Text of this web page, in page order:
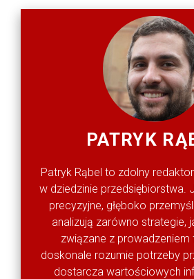
PATRYK
Patryk Rąbel to zdolny
w dziedzinie przedsiębiorstwa.
precyzyjne, głęboko
analizują zarówno strategie,
związane z prowadzeniem
doskonale rozumie potrzeby
dostarcza wartościowych